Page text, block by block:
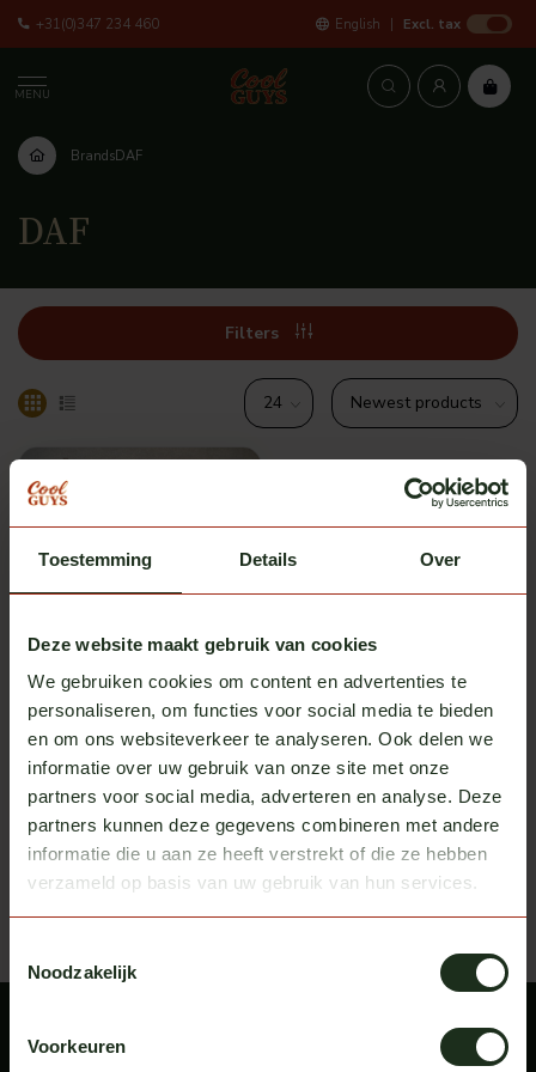
Toestemming Details Over
Deze website maakt gebruik van cookies
We gebruiken cookies om content en advertenties te
personaliseren, om functies voor social media te bieden
en om ons websiteverkeer te analyseren. Ook delen we
informatie over uw gebruik van onze site met onze
partners voor social media, adverteren en analyse. Deze
partners kunnen deze gegevens combineren met andere
informatie die u aan ze heeft verstrekt of die ze hebben
verzameld op basis van uw gebruik van hun services.
Noodzakelijk
Voorkeuren
+31(0)347 234 460 English Excl. tax
MENU
BrandsDAF
DAF
Filters
DAF
DAF mud flap
€ 29,50Excl. tax
Recently viewed Bekijk alle producten